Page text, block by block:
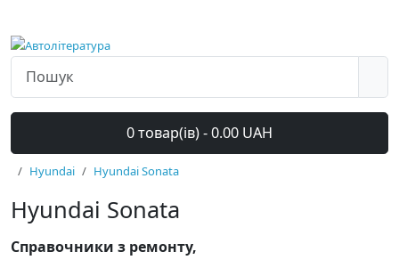
0 товар(ів) - 0.00 UAH
Hyundai Hyundai Sonata
Hyundai Sonata
Справочники з ремонту,